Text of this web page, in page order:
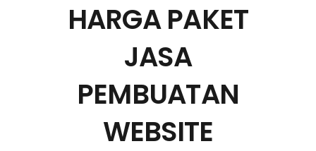
HARGA PAKET
JASA
PEMBUATAN
WEBSITE